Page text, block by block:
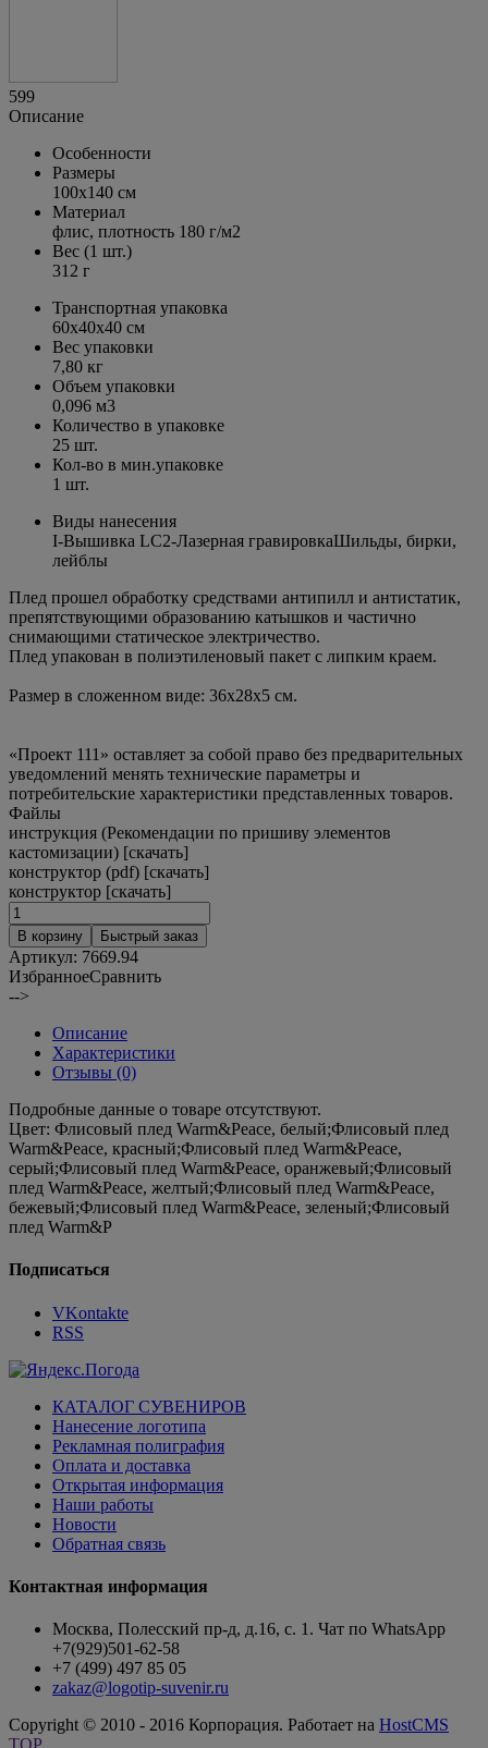
599
Описание
Особенности
Размеры
100х140 см
Материал
флис, плотность 180 г/м2
Вес (1 шт.)
312 г
Транспортная упаковка
60x40x40 см
Вес упаковки
7,80 кг
Объем упаковки
0,096 м3
Количество в упаковке
25 шт.
Кол-во в мин.упаковке
1 шт.
Виды нанесения
I-Вышивка LC2-Лазерная гравировкаШильды, бирки,
лейблы
Плед прошел обработку средствами антипилл и антистатик,
препятствующими образованию катышков и частично
снимающими статическое электричество.
Плед упакован в полиэтиленовый пакет с липким краем.
Размер в сложенном виде: 36х28х5 см.
«Проект 111» оставляет за собой право без предварительных
уведомлений менять технические параметры и
потребительские характеристики представленных товаров.
Файлы
инструкция (Рекомендации по пришиву элементов
кастомизации) [скачать]
конструктор (pdf) [скачать]
конструктор [скачать]
В корзину Быстрый заказ
Артикул: 7669.94
ИзбранноеСравнить
-->
Описание
Характеристики
Отзывы (0)
Подробные данные о товаре отсутствуют.
Цвет: Флисовый плед Warm&Peace, белый;Флисовый плед
Warm&Peace, красный;Флисовый плед Warm&Peace,
серый;Флисовый плед Warm&Peace, оранжевый;Флисовый
плед Warm&Peace, желтый;Флисовый плед Warm&Peace,
бежевый;Флисовый плед Warm&Peace, зеленый;Флисовый
плед Warm&P
Подписаться
VKontakte
RSS
КАТАЛОГ СУВЕНИРОВ
Нанесение логотипа
Рекламная полиграфия
Оплата и доставка
Открытая информация
Наши работы
Новости
Обратная связь
Контактная информация
Москва, Полесский пр-д, д.16, с. 1. Чат по WhatsApp
+7(929)501-62-58
+7 (499) 497 85 05
zakaz@logotip-suvenir.ru
Copyright © 2010 - 2016 Корпорация. Работает на HostCMS